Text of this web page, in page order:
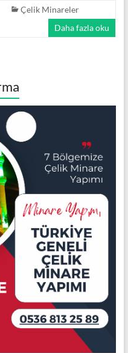
Çelik Minareler
Daha fazla oku